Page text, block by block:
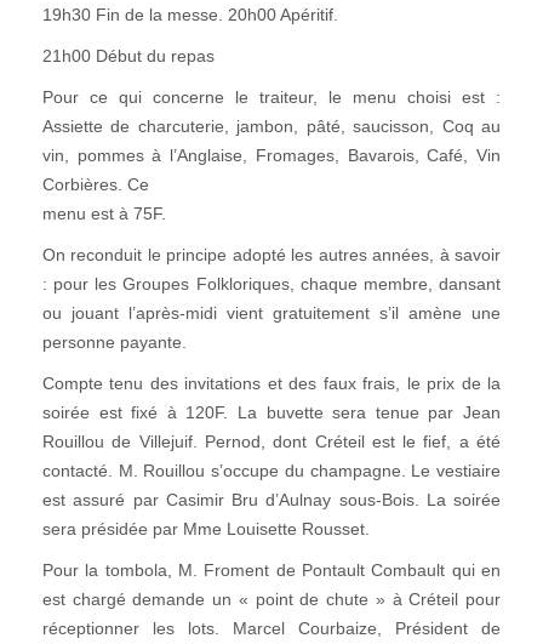
19h30 Fin de la messe. 20h00 Apéritif.
21h00 Début du repas
Pour ce qui concerne le traiteur, le menu choisi est :
Assiette de charcuterie, jambon, pâté, saucisson, Coq au
vin, pommes à l’Anglaise, Fromages, Bavarois, Café, Vin
Corbières. Ce
menu est à 75F.
On reconduit le principe adopté les autres années, à savoir
: pour les Groupes Folkloriques, chaque membre, dansant
ou jouant l’après-midi vient gratuitement s’il amène une
personne payante.
Compte tenu des invitations et des faux frais, le prix de la
soirée est fixé à 120F. La buvette sera tenue par Jean
Rouillou de Villejuif. Pernod, dont Créteil est le fief, a été
contacté. M. Rouillou s’occupe du champagne. Le vestiaire
est assuré par Casimir Bru d’Aulnay sous-Bois. La soirée
sera présidée par Mme Louisette Rousset.
Pour la tombola, M. Froment de Pontault Combault qui en
est chargé demande un « point de chute » à Créteil pour
réceptionner les lots. Marcel Courbaize, Président de